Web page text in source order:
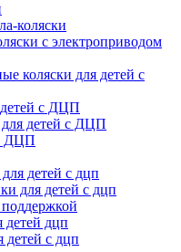
коляски
с электроприводом
коляски для детей с
детей с ДЦП
для детей с ДЦП
ДЦП
детей с дцп
для детей с дцп
детей дцп
детей с дцп